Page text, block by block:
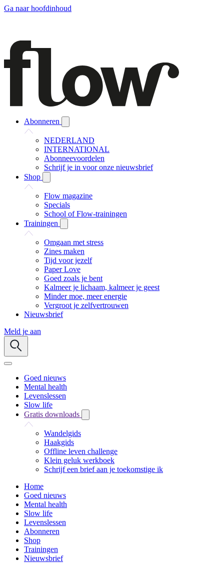
Ga naar hoofdinhoud
Abonneren
NEDERLAND
INTERNATIONAL
Abonneevoordelen
Schrijf je in voor onze nieuwsbrief
Shop
Flow magazine
Specials
School of Flow-trainingen
Trainingen
Omgaan met stress
Zines maken
Tijd voor jezelf
Paper Love
Goed zoals je bent
Kalmeer je lichaam, kalmeer je geest
Minder moe, meer energie
Vergroot je zelfvertrouwen
Nieuwsbrief
Meld je aan
Goed nieuws
Mental health
Levenslessen
Slow life
Gratis downloads
Wandelgids
Haakgids
Offline leven challenge
Klein geluk werkboek
Schrijf een brief aan je toekomstige ik
Home
Goed nieuws
Mental health
Slow life
Levenslessen
Abonneren
Shop
Trainingen
Nieuwsbrief